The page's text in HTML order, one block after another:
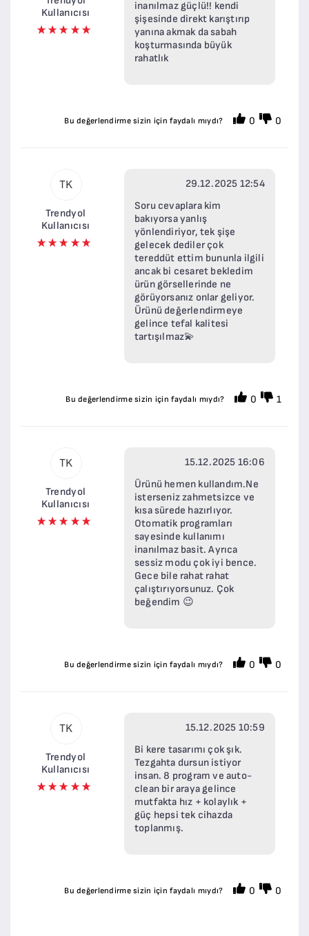
Kullanıcısı
inanılmaz güçlü!! kendi
şişesinde direkt karıştırıp
yanına akmak da sabah
koşturmasında büyük
rahatlık
Bu değerlendirme sizin için faydalı mıydı? 0 0
TK
Trendyol
Kullanıcısı
29.12.2025 12:54
Soru cevaplara kim
bakıyorsa yanlış
yönlendiriyor, tek şişe
gelecek dediler çok
tereddüt ettim bununla ilgili
ancak bi cesaret bekledim
ürün görsellerinde ne
görüyorsanız onlar geliyor.
Ürünü değerlendirmeye
gelince tefal kalitesi
tartışılmaz💫
Bu değerlendirme sizin için faydalı mıydı? 0 1
TK
Trendyol
Kullanıcısı
15.12.2025 16:06
Ürünü hemen kullandım.Ne
isterseniz zahmetsizce ve
kısa sürede hazırlıyor.
Otomatik programları
sayesinde kullanımı
inanılmaz basit. Ayrıca
sessiz modu çok iyi bence.
Gece bile rahat rahat
çalıştırıyorsunuz. Çok
beğendim 😉
Bu değerlendirme sizin için faydalı mıydı? 0 0
TK
Trendyol
Kullanıcısı
15.12.2025 10:59
Bi kere tasarımı çok şık.
Tezgahta dursun istiyor
insan. 8 program ve auto-
clean bir araya gelince
mutfakta hız + kolaylık +
güç hepsi tek cihazda
toplanmış.
Bu değerlendirme sizin için faydalı mıydı? 0 0